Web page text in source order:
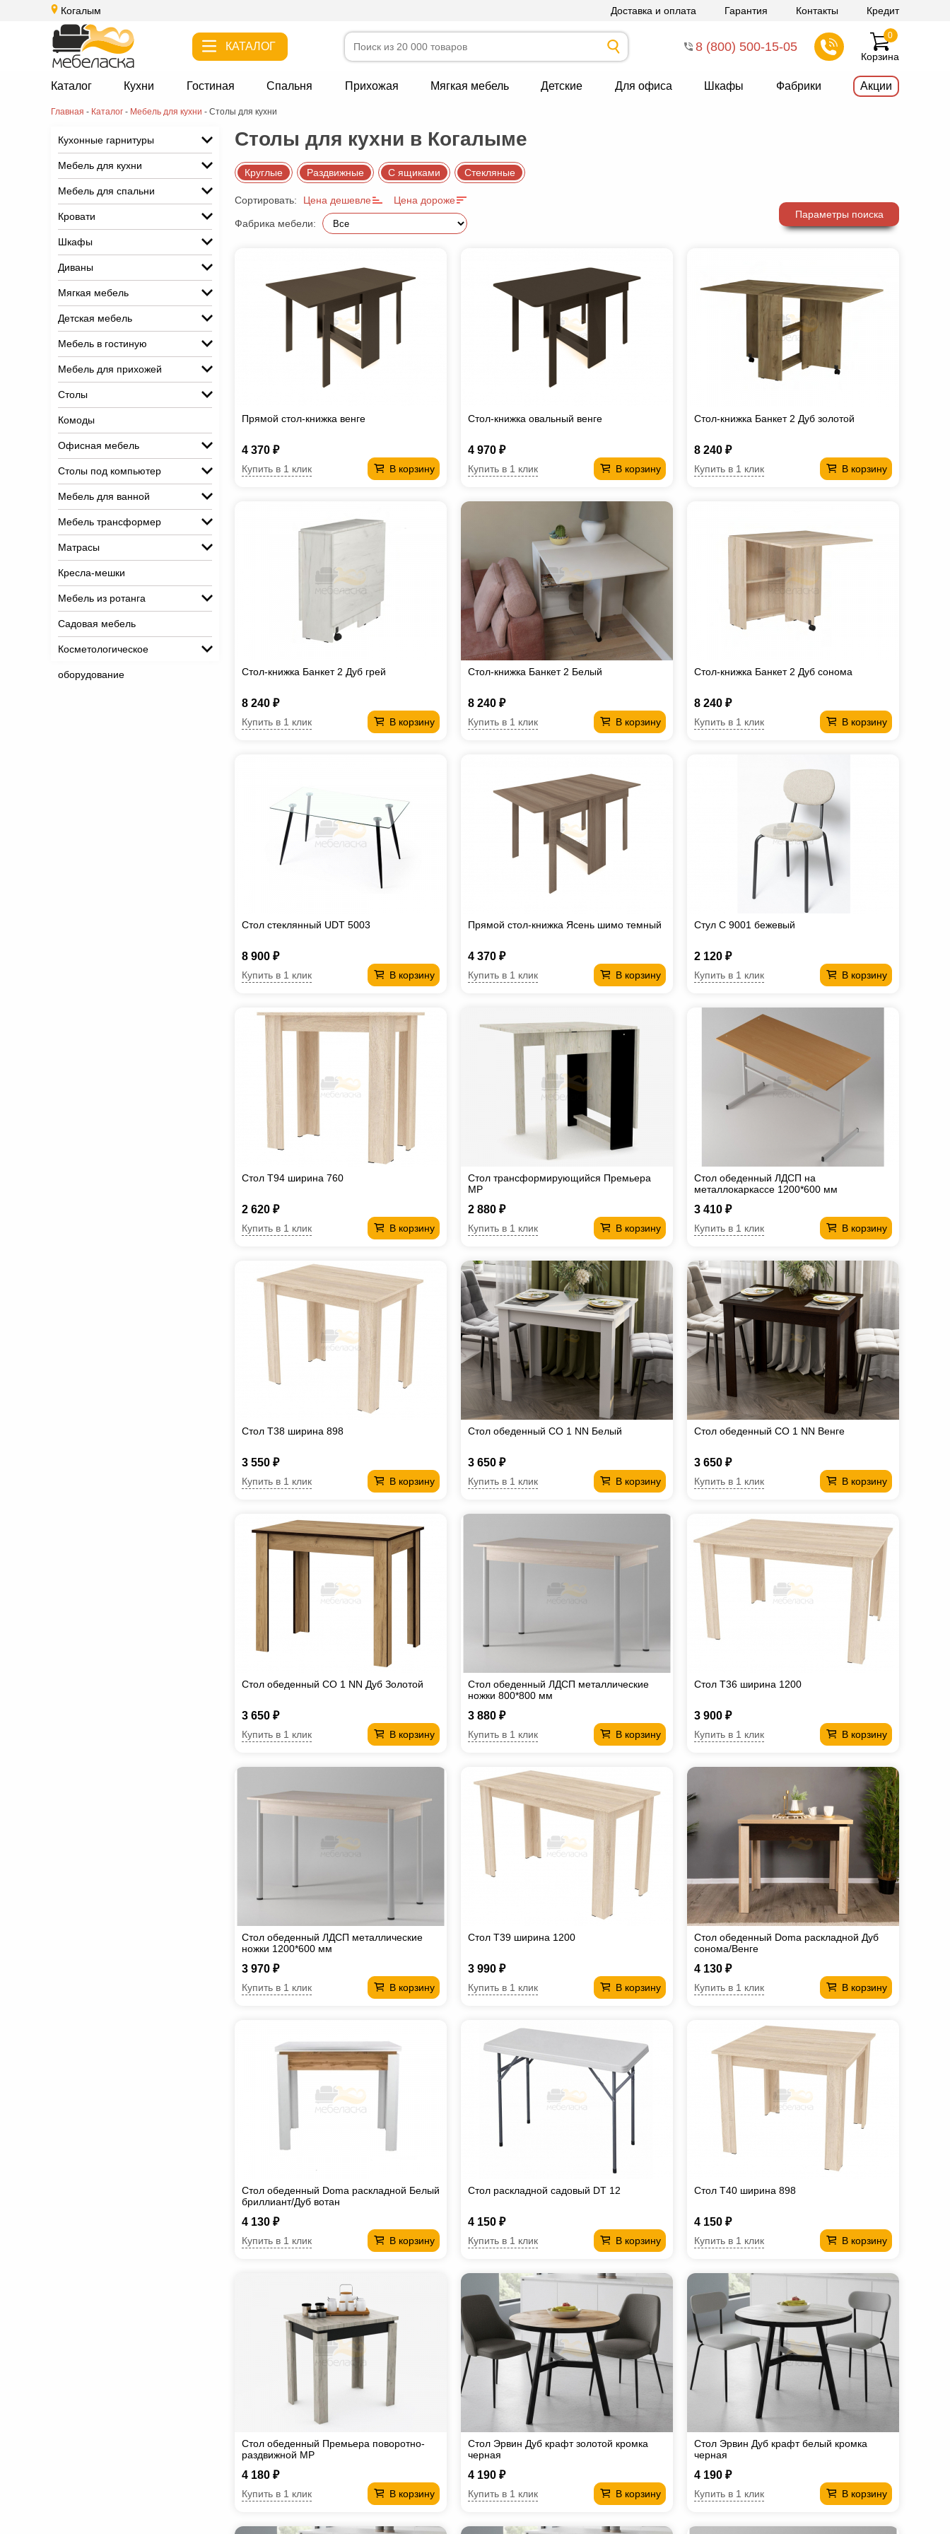
Когалым Доставка и оплата Гарантия Контакты Кредит
КАТАЛОГ 8 (800) 500-15-05
Корзина
0
Каталог Кухни Гостиная Спальня Прихожая Мягкая мебель Детские Для офиса Шкафы Фабрики Акции
Главная - Каталог - Мебель для кухни - Cтолы для кухни
Кухонные гарнитуры
Мебель для кухни
Мебель для спальни
Кровати
Шкафы
Диваны
Мягкая мебель
Детская мебель
Мебель в гостиную
Мебель для прихожей
Столы
Комоды
Офисная мебель
Столы под компьютер
Мебель для ванной
Мебель трансформер
Матрасы
Кресла-мешки
Мебель из ротанга
Садовая мебель
Косметологическое
оборудование
Cтолы для кухни в Когалыме
Круглые Раздвижные С ящиками Стекляные
Сортировать: Цена дешевле Цена дороже
Фабрика мебели:
Параметры поиска
Прямой стол-книжка венге
4 370 ₽
В корзину
Купить в 1 клик
Стол-книжка овальный венге
4 970 ₽
В корзину
Купить в 1 клик
Стол-книжка Банкет 2 Дуб золотой
8 240 ₽
В корзину
Купить в 1 клик
Стол-книжка Банкет 2 Дуб грей
8 240 ₽
В корзину
Купить в 1 клик
Стол-книжка Банкет 2 Белый
8 240 ₽
В корзину
Купить в 1 клик
Стол-книжка Банкет 2 Дуб сонома
8 240 ₽
В корзину
Купить в 1 клик
Стол стеклянный UDT 5003
8 900 ₽
В корзину
Купить в 1 клик
Прямой стол-книжка Ясень шимо темный
4 370 ₽
В корзину
Купить в 1 клик
Стул С 9001 бежевый
2 120 ₽
В корзину
Купить в 1 клик
Стол T94 ширина 760
2 620 ₽
В корзину
Купить в 1 клик
Стол трансформирующийся Премьера
МР
2 880 ₽
В корзину
Купить в 1 клик
Стол обеденный ЛДСП на
металлокаркассе 1200*600 мм
3 410 ₽
В корзину
Купить в 1 клик
Стол T38 ширина 898
3 550 ₽
В корзину
Купить в 1 клик
Стол обеденный СО 1 NN Белый
3 650 ₽
В корзину
Купить в 1 клик
Стол обеденный СО 1 NN Венге
3 650 ₽
В корзину
Купить в 1 клик
Стол обеденный СО 1 NN Дуб Золотой
3 650 ₽
В корзину
Купить в 1 клик
Стол обеденный ЛДСП металлические
ножки 800*800 мм
3 880 ₽
В корзину
Купить в 1 клик
Стол T36 ширина 1200
3 900 ₽
В корзину
Купить в 1 клик
Стол обеденный ЛДСП металлические
ножки 1200*600 мм
3 970 ₽
В корзину
Купить в 1 клик
Стол T39 ширина 1200
3 990 ₽
В корзину
Купить в 1 клик
Стол обеденный Doma раскладной Дуб
сонома/Венге
4 130 ₽
В корзину
Купить в 1 клик
Стол обеденный Doma раскладной Белый
бриллиант/Дуб вотан
4 130 ₽
В корзину
Купить в 1 клик
Стол раскладной садовый DT 12
4 150 ₽
В корзину
Купить в 1 клик
Стол T40 ширина 898
4 150 ₽
В корзину
Купить в 1 клик
Стол обеденный Премьера поворотно-
раздвижной МР
4 180 ₽
В корзину
Купить в 1 клик
Стол Эрвин Дуб крафт золотой кромка
черная
4 190 ₽
В корзину
Купить в 1 клик
Стол Эрвин Дуб крафт белый кромка
черная
4 190 ₽
В корзину
Купить в 1 клик